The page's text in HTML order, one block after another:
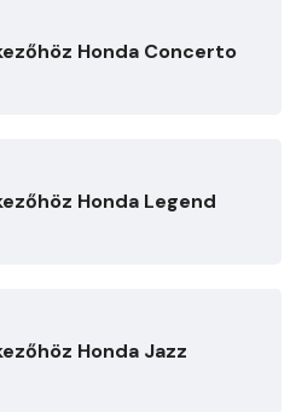
Honda Concerto
Honda Legend
Honda Jazz